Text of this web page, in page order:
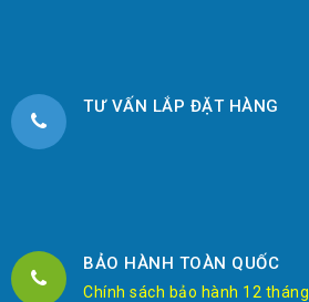
TƯ VẤN LẮP ĐẶT HÀNG
BẢO HÀNH TOÀN QUỐC
Chính sách bảo hành 12 tháng